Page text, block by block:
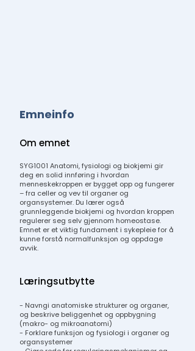
Emneinfo
Om emnet
SYG1001 Anatomi, fysiologi og biokjemi gir
deg en solid innføring i hvordan
menneskekroppen er bygget opp og fungerer
– fra celler og vev til organer og
organsystemer. Du lærer også
grunnleggende biokjemi og hvordan kroppen
regulerer seg selv gjennom homeostase.
Emnet er et viktig fundament i sykepleie for å
kunne forstå normalfunksjon og oppdage
avvik.
Læringsutbytte
- Navngi anatomiske strukturer og organer,
og beskrive beliggenhet og oppbygning
(makro- og mikroanatomi)
- Forklare funksjon og fysiologi i organer og
organsystemer